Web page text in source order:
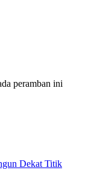
peramban ini